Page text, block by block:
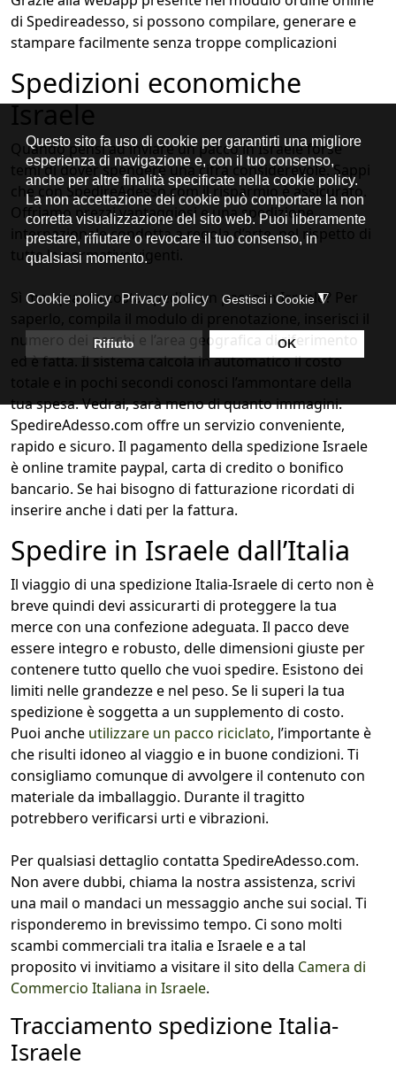
di Spedireadesso, si possono compilare, generare e
stampare facilmente senza troppe complicazioni
Spedizioni economiche
Israele
Quando pensi ad inviare un pacco in Israele forse
temi di dover spendere una cifra considerevole. Sappi
che con SpedireAdesso.com il risparmio è assicurato.
Offriamo prezzi vantaggiosi e una spedizione
internazionale condotta a regola d’arte, nel rispetto di
tutte le normative vigenti.
Sì ma: quanto costa spedire un pacco in Israele? Per
saperlo, compila il modulo di prenotazione, inserisci il
numero dei pacchi e l’area geografica di riferimento
ed è fatta. Il sistema calcola in automatico il costo
totale e in pochi secondi conosci l’ammontare della
tua spesa. Vedrai, sarà meno di quanto immagini.
SpedireAdesso.com offre un servizio conveniente,
rapido e sicuro. Il pagamento della spedizione Israele
è online tramite paypal, carta di credito o bonifico
bancario. Se hai bisogno di fatturazione ricordati di
inserire anche i dati per la fattura.
Spedire in Israele dall’Italia
Il viaggio di una spedizione Italia-Israele di certo non è
breve quindi devi assicurarti di proteggere la tua
merce con una confezione adeguata. Il pacco deve
essere integro e robusto, delle dimensioni giuste per
contenere tutto quello che vuoi spedire. Esistono dei
limiti nelle grandezze e nel peso. Se li superi la tua
spedizione è soggetta a un supplemento di costo.
Puoi anche utilizzare un pacco riciclato, l’importante è
che risulti idoneo al viaggio e in buone condizioni. Ti
consigliamo comunque di avvolgere il contenuto con
materiale da imballaggio. Durante il tragitto
potrebbero verificarsi urti e vibrazioni.
Per qualsiasi dettaglio contatta SpedireAdesso.com.
Non avere dubbi, chiama la nostra assistenza, scrivi
una mail o mandaci un messaggio anche sui social. Ti
risponderemo in brevissimo tempo. Ci sono molti
scambi commerciali tra italia e Israele e a tal
proposito vi invitiamo a visitare il sito della Camera di
Commercio Italiana in Israele.
Tracciamento spedizione Italia-
Israele